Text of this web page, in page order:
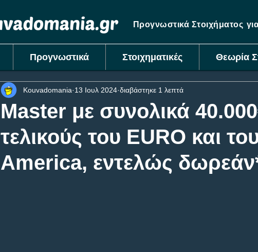
Προγνωστικά Στοιχήματος
Προγνωστικά Στοιχηματικές Θεωρία
Master με συνολικά
τελικούς του EURO και
America, εντελώς
Kouvadomania 13 Ιουλ 2024 διαβάστηκε 1 λεπτά